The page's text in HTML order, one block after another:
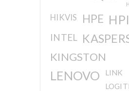
HIKVIS HPE HPI
INTEL
KINGSTON
LENOVO
LINK